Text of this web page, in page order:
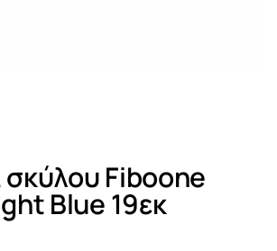
σκύλου Fiboone
Blue 19εκ